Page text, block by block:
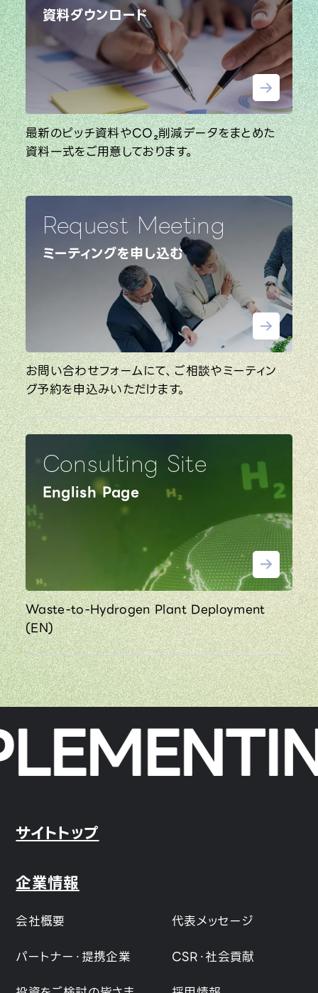
資料ダウンロード
最新のピッチ資料やCO₂削減データをまとめた
資料一式をご用意しております。
Request Meeting
ミーティングを申し込む
お問い合わせフォームにて、ご相談やミーティン
グ予約を申込みいただけます。
Consulting Site
English Page
Waste-to-Hydrogen Plant Deployment
(EN)
サイトトップ
企業情報
会社概要
代表メッセージ
パートナー・提携企業
CSR・社会貢献